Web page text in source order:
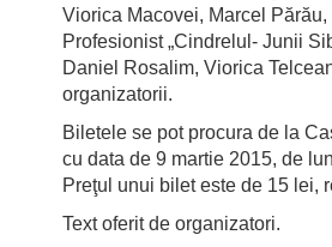
Viorica Macovei, Marcel
Profesionist „Cindrelul- Junii
Daniel Rosalim, Viorica
organizatorii.
Biletele se pot procura de la
cu data de 9 martie 2015, de
Preţul unui bilet este de 15 lei,
Text oferit de organizatori.